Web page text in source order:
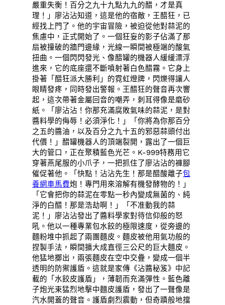
嚴重失衡！百分之九十九點九九的醋，才是真
理！」廖沾沾知道，這是他的宿敵，王醋狂，已
經找上門了。他的宇宙冒險，被迫從他對蒜泥的
焦慮中，正式開始了。一個狂妄的影子佔滿了那
扇被撞破的牆門邊緣，光線一瞬間被極端的酸氣
扭曲。一個閃閃發光、像醋罐的機器人緩緩漂浮
進來，它的底座還不斷噴射著白色醋霧。它身上
掛著「醋狂派大勝利」的霓虹燈牌，閃爍得讓人
眼睛發疼，同時發出警報。王醋狂的聲音再次響
起，這次帶著金屬回音的嘲弄，刺耳得像是磨砂
紙。「廖沾沾！你那充滿腐敗氣味的蒜泥，是對
醬料學的侮辱！必須淨化！」「你將為你那百分
之五的醬油，以及百分之九十五的邪惡蒜頭付出
代價！」醋罐機器人的頂端裂開，露出了一個巨
大的管口，正在聚積藍色光芒。K-999特務用它
穿著燕尾服的小爪子，一把抓住了廖沾沾的褲腳
催促著他。「快點！沾沾先生！那是醋酸離子包
養網車馬費炮！專門用來溶解有機發酵物的！」
「它會把你的蒜泥在零點一秒內變成無菌的、純
淨的白醋！那是浩劫啊！」「不准動我的蒜
泥！」廖沾沾發出了醬料學家對待信仰般的怒
吼。他以一種專業包水餃的極限速度，從旁邊的
麵粉堆中抓起了兩團麵皮。麵皮被他用氣功般的
捏製手法，瞬間擴大成直徑三公尺的巨大麵皮。
他猛地擲出，兩張麵皮在空中交疊，變成一個半
透明的防禦護盾。這就是家傳《沾醬秘笈》中記
載的「水餃皮護盾」，薄韌而充滿彈性。藍色離
子炮光束猛烈地擊中麵皮護盾，發出了一聲像是
汽水開蓋的聲音。護盾劇烈震動，但奇蹟般地擋